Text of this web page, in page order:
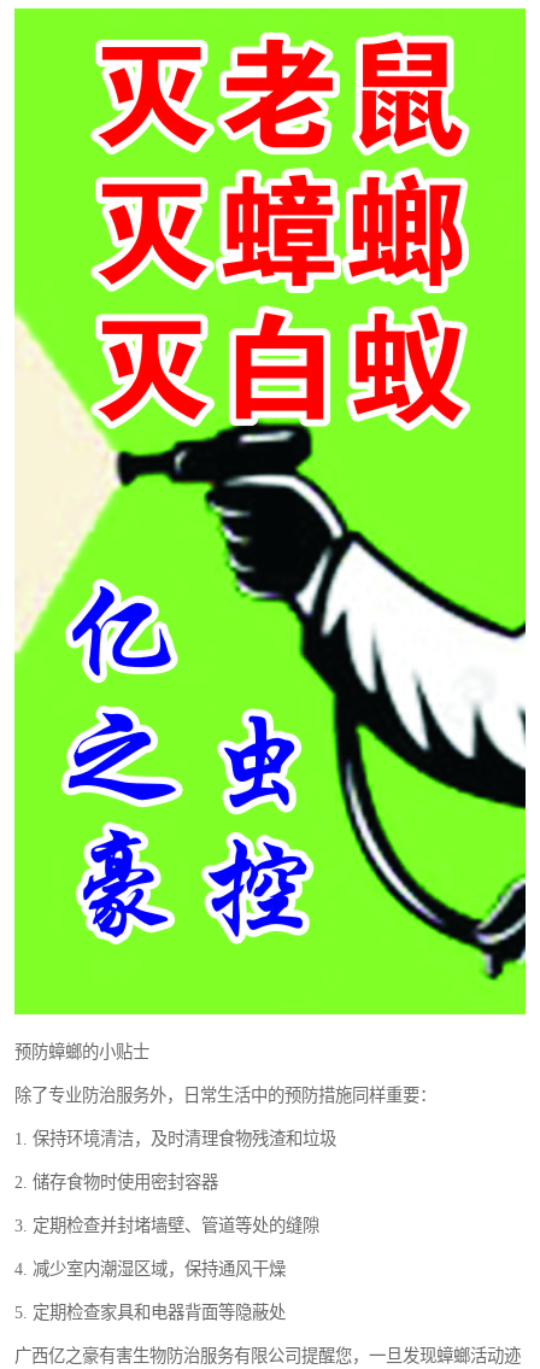
预防蟑螂的小贴士
除了专业防治服务外，日常生活中的预防措施同样重要：
1. 保持环境清洁，及时清理食物残渣和垃圾
2. 储存食物时使用密封容器
3. 定期检查并封堵墙壁、管道等处的缝隙
4. 减少室内潮湿区域，保持通风干燥
5. 定期检查家具和电器背面等隐蔽处
广西亿之豪有害生物防治服务有限公司提醒您，一旦发现蟑螂活动迹